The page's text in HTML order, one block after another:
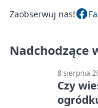
Zaobserwuj nas!
Nadchodzące
8 sierpnia
Czy